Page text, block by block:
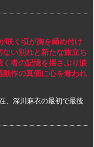
咲く頃が胸を締め付け
い別れと新たな旅立ち
者の記憶を揺さぶり涙
作の真価に心を奪われ
、深川麻衣の最初で最後